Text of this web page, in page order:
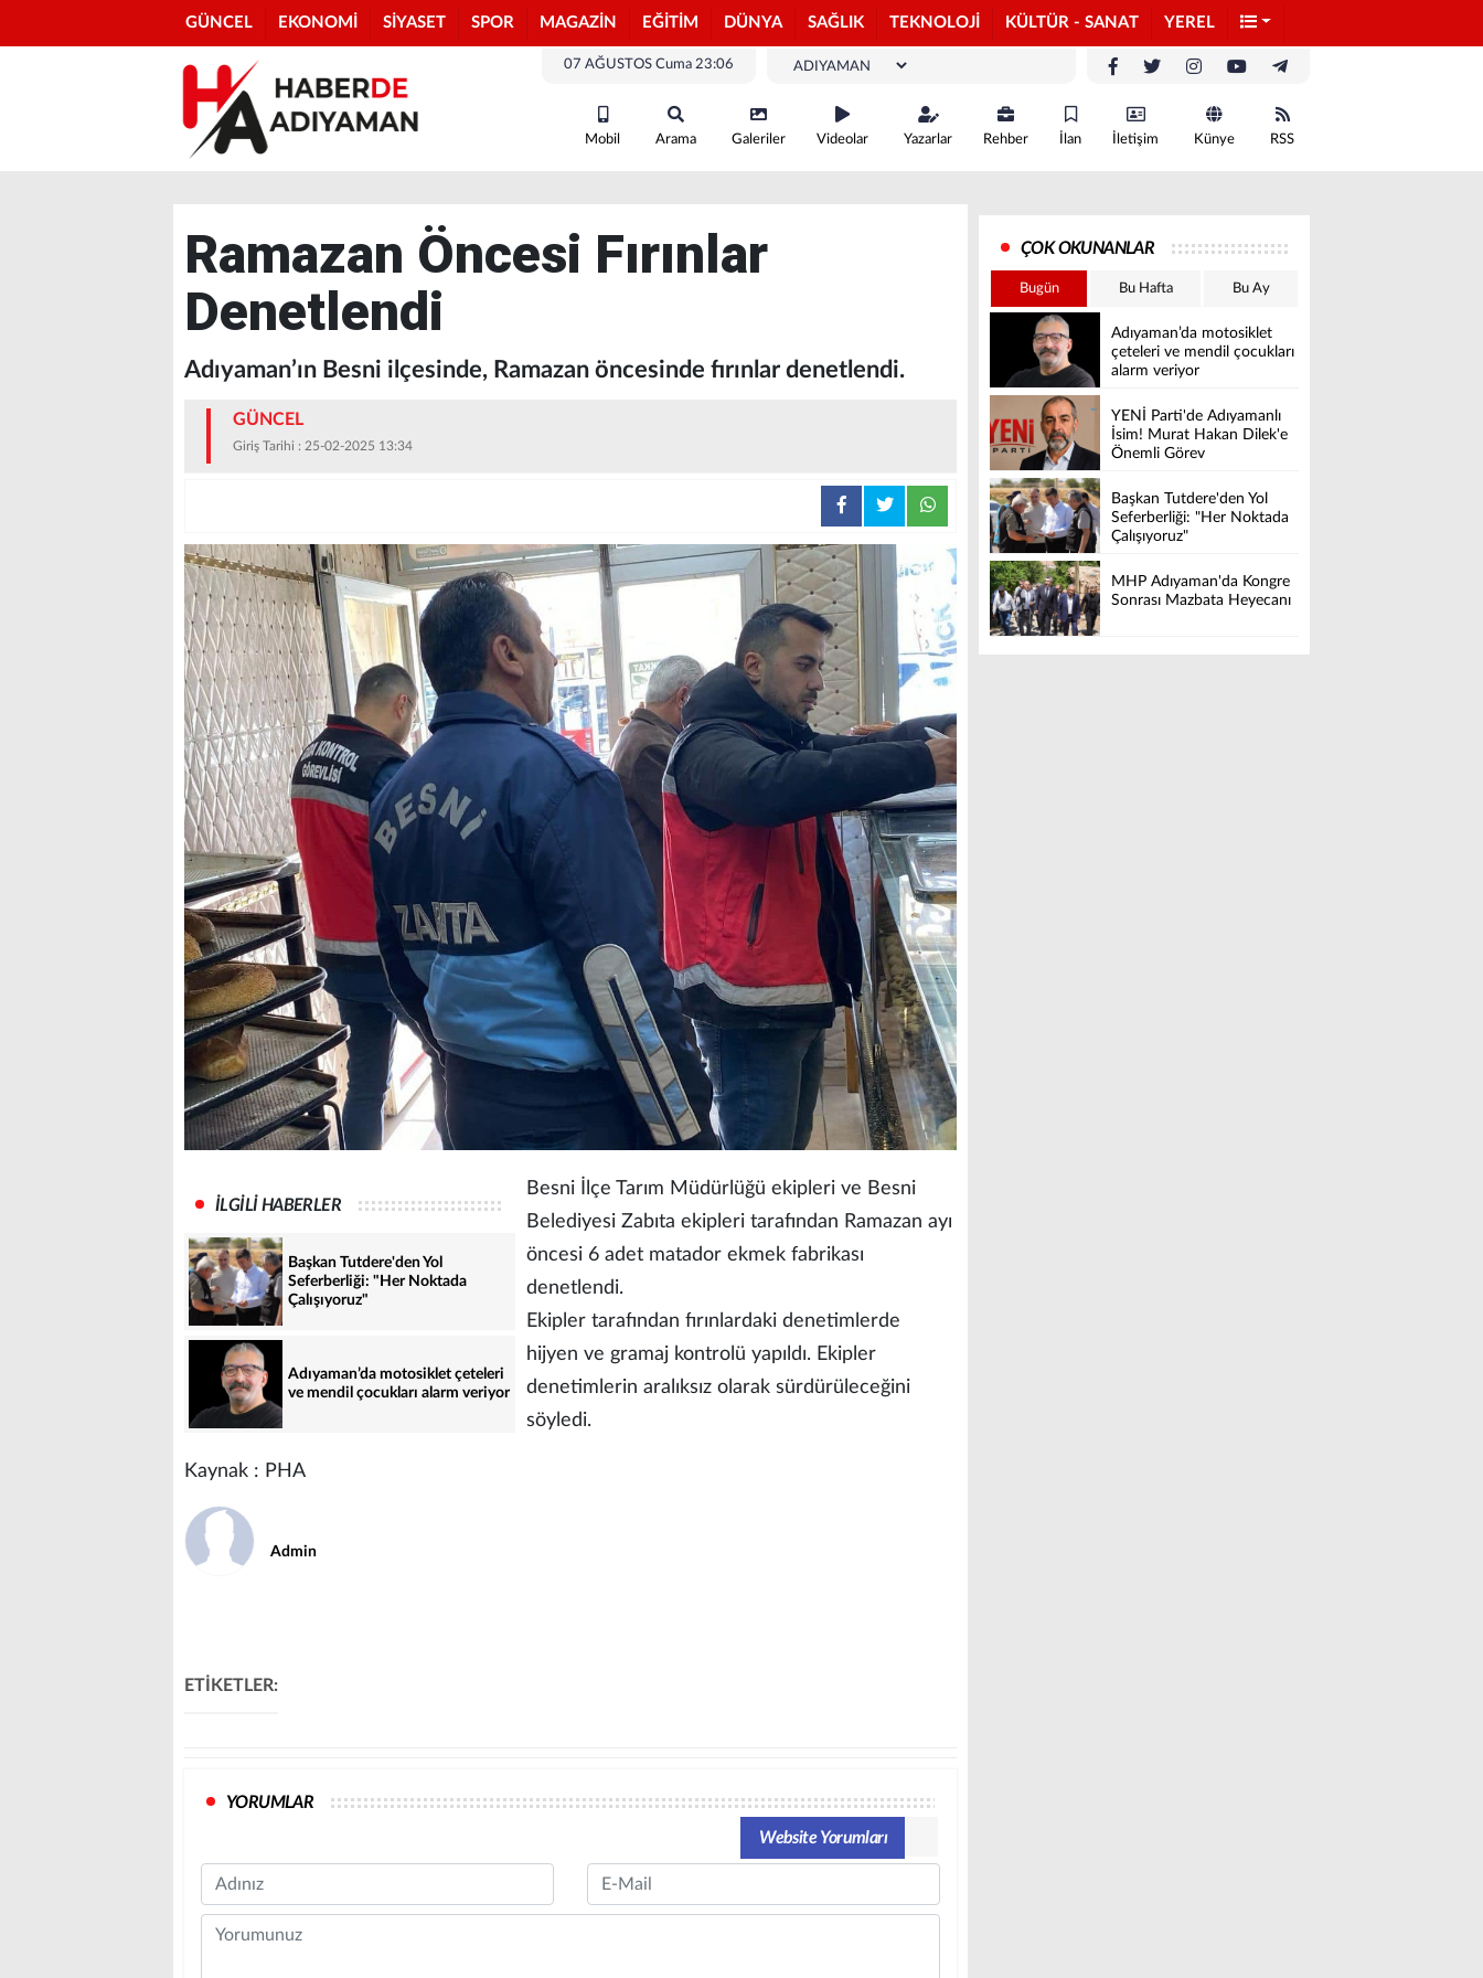
GÜNCEL EKONOMİ SİYASET SPOR MAGAZİN EĞİTİM DÜNYA SAĞLIK TEKNOLOJİ KÜLTÜR - SANAT YEREL
07 AĞUSTOS Cuma 23:06
Mobil Arama Galeriler Videolar Yazarlar Rehber İlan İletişim Künye RSS
Ramazan Öncesi Fırınlar
Denetlendi
Adıyaman’ın Besni ilçesinde, Ramazan öncesinde fırınlar denetlendi.
GÜNCEL
Giriş Tarihi : 25-02-2025 13:34
İLGİLİ HABERLER
Başkan Tutdere'den Yol
Seferberliği: "Her Noktada
Çalışıyoruz"
Adıyaman’da motosiklet çeteleri
ve mendil çocukları alarm veriyor
Besni İlçe Tarım Müdürlüğü ekipleri ve Besni
Belediyesi Zabıta ekipleri tarafından Ramazan ayı
öncesi 6 adet matador ekmek fabrikası
denetlendi.
Ekipler tarafından fırınlardaki denetimlerde
hijyen ve gramaj kontrolü yapıldı. Ekipler
denetimlerin aralıksız olarak sürdürüleceğini
söyledi.
Kaynak : PHA
Admin
ETİKETLER:
YORUMLAR
Website Yorumları
Name Email
Comment
ÇOK OKUNANLAR
Bugün Bu Hafta Bu Ay
Adıyaman’da motosiklet
çeteleri ve mendil çocukları
alarm veriyor
YENİ Parti'de Adıyamanlı
İsim! Murat Hakan Dilek'e
Önemli Görev
Başkan Tutdere'den Yol
Seferberliği: "Her Noktada
Çalışıyoruz"
MHP Adıyaman'da Kongre
Sonrası Mazbata Heyecanı